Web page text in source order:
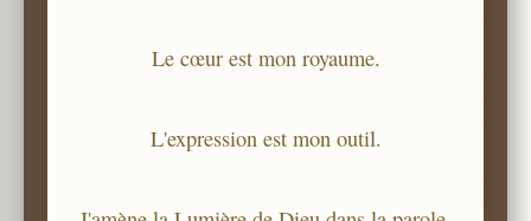
Le cœur est mon royaume.
L'expression est mon outil.